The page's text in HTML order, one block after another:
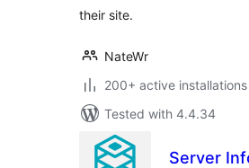
their site.
NateWr
200+ active installations
Tested with 4.4.34
Server